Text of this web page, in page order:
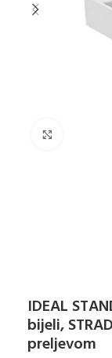
IDEAL
bijeli,
preljevom